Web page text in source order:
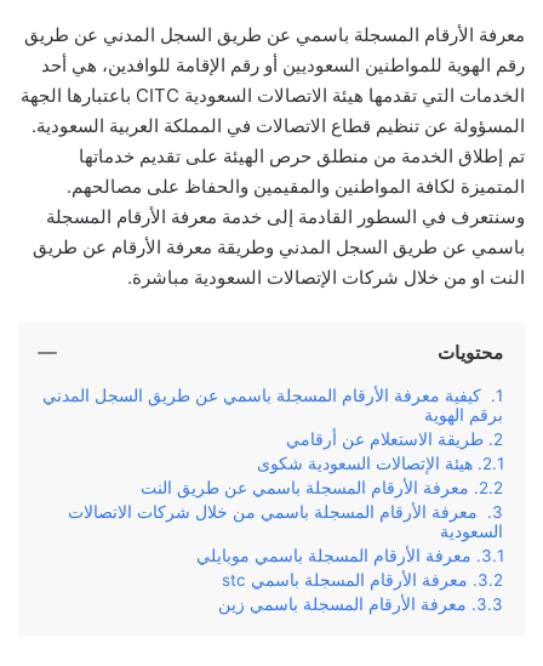
معرفة الأرقام المسجلة باسمي عن طريق السجل المدني عن طريق
رقم الهوية للمواطنين السعوديين أو رقم الإقامة للوافدين، هي أحد
الخدمات التي تقدمها هيئة الاتصالات السعودية CITC باعتبارها الجهة
المسؤولة عن تنظيم قطاع الاتصالات في المملكة العربية السعودية.
تم إطلاق الخدمة من منطلق حرص الهيئة على تقديم خدماتها
المتميزة لكافة المواطنين والمقيمين والحفاظ على مصالحهم.
وسنتعرف في السطور القادمة إلى خدمة معرفة الأرقام المسجلة
باسمي عن طريق السجل المدني وطريقة معرفة الأرقام عن طريق
النت او من خلال شركات الإتصالات السعودية مباشرة.
محتويات
كيفية معرفة الأرقام المسجلة باسمي عن طريق السجل المدني
برقم الهوية
طريقة الاستعلام عن أرقامي
هيئة الإتصالات السعودية شكوى
معرفة الأرقام المسجلة باسمي عن طريق النت
معرفة الأرقام المسجلة باسمي من خلال شركات الاتصالات
السعودية
معرفة الأرقام المسجلة باسمي موبايلي
معرفة الأرقام المسجلة باسمي stc
معرفة الأرقام المسجلة باسمي زين